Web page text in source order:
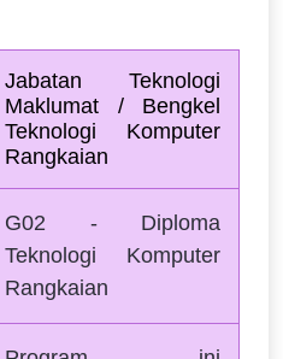
Jabatan Teknologi
Maklumat / Bengkel
Teknologi Komputer
Rangkaian
G02 - Diploma
Teknologi Komputer
Rangkaian